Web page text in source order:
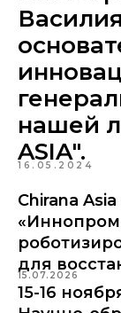
нашей
ASIA".
16.05.2024
Chirana
для
15.07.2026
15-16